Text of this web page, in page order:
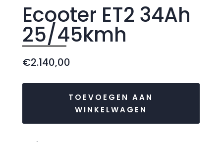
Ecooter ET2 34Ah
25/45kmh
€2.140,00
TOEVOEGEN AAN
WINKELWAGEN